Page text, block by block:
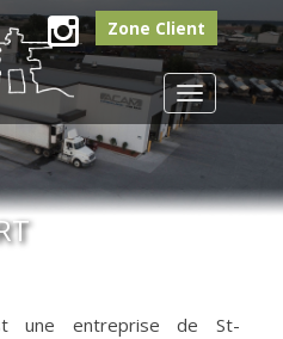
Zone Client
Toggle
navigation
une entreprise de St-